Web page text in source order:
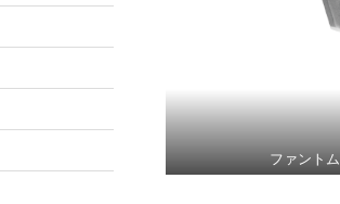
ファント